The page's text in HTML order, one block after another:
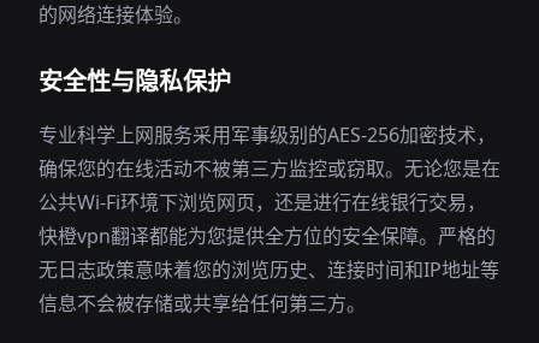
的网络连接体验。
安全性与隐私保护
专业科学上网服务采用军事级别的AES-256加密技术，
确保您的在线活动不被第三方监控或窃取。无论您是在
公共Wi-Fi环境下浏览网页，还是进行在线银行交易，
快橙vpn翻译都能为您提供全方位的安全保障。严格的
无日志政策意味着您的浏览历史、连接时间和IP地址等
信息不会被存储或共享给任何第三方。